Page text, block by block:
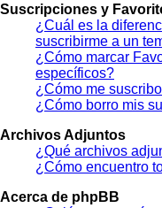
Suscripciones y
¿Cuál es la
suscribirme a un
¿Cómo marcar
específicos?
¿Cómo me
¿Cómo borro mis
Archivos Adjuntos
¿Qué archivos
¿Cómo encuentro
Acerca de phpBB